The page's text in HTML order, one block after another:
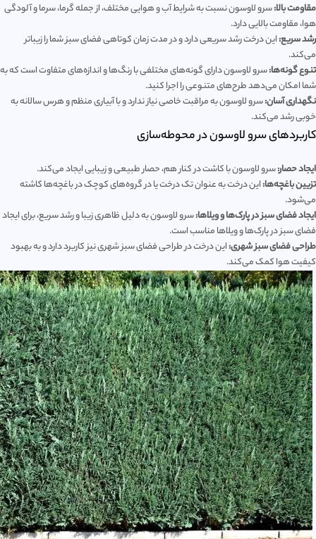
مقاومت بالا:سرو لاوسون نسبت به شرایط آب و هوایی مختلف، از جمله گرما، سرما و آلودگی
هوا، مقاومت بالایی دارد.
رشد سریع:این درخت رشد سریعی دارد و در مدت زمان کوتاهی فضای سبز شما را زیباتر
می‌کند.
تنوع گونه‌ها:سرو لاوسون دارای گونه‌های مختلفی با رنگ‌ها و اندازه‌های متفاوت است که به
شما امکان می‌دهد طرح‌های متنوعی را اجرا کنید.
نگهداری آسان:سرو لاوسون به مراقبت خاصی نیاز ندارد و با آبیاری منظم و هرس سالانه به
خوبی رشد می‌کند.
کاربردهای سرو لاوسون در محوطه‌سازی
ایجاد حصار:سرو لاوسون با کاشت در کنار هم، حصار طبیعی و زیبایی ایجاد می‌کند.
تزیین باغچه‌ها:این درخت به عنوان تک درخت یا در گروه‌های کوچک در باغچه‌ها کاشته
می‌شود.
ایجاد فضای سبز در پارک‌ها و ویلاها:سرو لاوسون به دلیل ظاهری زیبا و رشد سریع، برای ایجاد
فضای سبز در پارک‌ها و ویلاها مناسب است.
طراحی فضای سبز شهری:این درخت در طراحی فضای سبز شهری نیز کاربرد دارد و به بهبود
کیفیت هوا کمک می‌کند.